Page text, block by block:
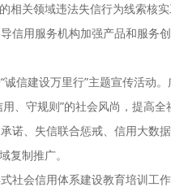
关领域违法失信行为线索核
信用服务机构加强产品和服务
诚信建设万里行”主题宣传活
、守规则”的社会风尚，提高全
诺、失信联合惩戒、信用大
复制推广。
社会信用体系建设教育培训